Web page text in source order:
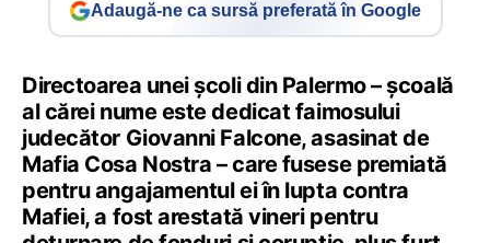
Adaugă-ne ca sursă preferată în Google
Directoarea unei şcoli din Palermo – şcoală
al cărei nume este dedicat faimosului
judecător Giovanni Falcone, asasinat de
Mafia Cosa Nostra – care fusese premiată
pentru angajamentul ei în lupta contra
Mafiei, a fost arestată vineri pentru